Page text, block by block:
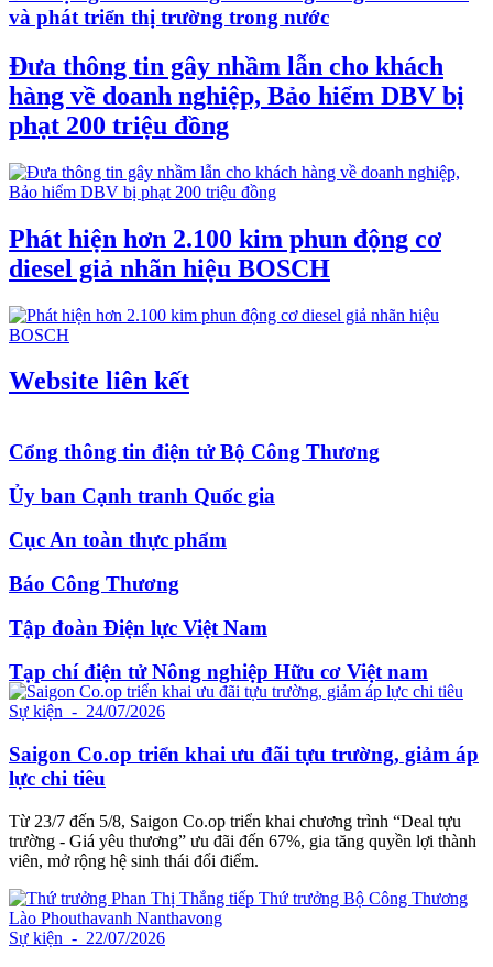
và phát triển thị trường trong nước
Đưa thông tin gây nhầm lẫn cho khách
hàng về doanh nghiệp, Bảo hiểm DBV bị
phạt 200 triệu đồng
Phát hiện hơn 2.100 kim phun động cơ
diesel giả nhãn hiệu BOSCH
Website liên kết
Cổng thông tin điện tử Bộ Công Thương
Ủy ban Cạnh tranh Quốc gia
Cục An toàn thực phẩm
Báo Công Thương
Tập đoàn Điện lực Việt Nam
Tạp chí điện tử Nông nghiệp Hữu cơ Việt nam
Sự kiện - 24/07/2026
Saigon Co.op triển khai ưu đãi tựu trường, giảm áp
lực chi tiêu
Từ 23/7 đến 5/8, Saigon Co.op triển khai chương trình “Deal tựu
trường - Giá yêu thương” ưu đãi đến 67%, gia tăng quyền lợi thành
viên, mở rộng hệ sinh thái đổi điểm.
Sự kiện - 22/07/2026